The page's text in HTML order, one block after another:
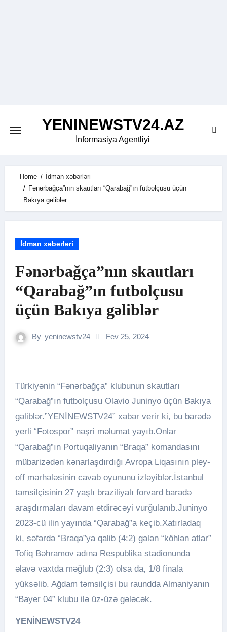
YENINEWSTV24.AZ
İnformasiya Agentliyi
Home
İdman xəbərləri
Fənərbağça”nın skautları “Qarabağ”ın futbolçusu üçün
Bakıya gəliblər
İdman xəbərləri
Fənərbağça”nın skautları
“Qarabağ”ın futbolçusu
üçün Bakıya gəliblər
By yeninewstv24 Fev 25, 2024
Türkiyənin “Fənərbağça” klubunun skautları
“Qarabağ”ın futbolçusu Olavio Juninyo üçün Bakıya
gəliblər.”YENİNEWSTV24” xəbər verir ki, bu barədə
yerli “Fotospor” nəşri məlumat yayıb.Onlar
“Qarabağ”ın Portuqaliyanın “Braqa” komandasını
mübarizədən kənarlaşdırdığı Avropa Liqasının pley-
off mərhələsinin cavab oyununu izləyiblər.İstanbul
təmsilçisinin 27 yaşlı braziliyalı forvard barədə
araşdırmaları davam etdirəcəyi vurğulanıb.Juninyo
2023-cü ilin yayında “Qarabağ”a keçib.Xatırladaq
ki, səfərdə “Braqa”ya qalib (4:2) gələn “köhlən atlar”
Tofiq Bəhramov adına Respublika stadionunda
əlavə vaxtda məğlub (2:3) olsa da, 1/8 finala
yüksəlib. Ağdam təmsilçisi bu raundda Almaniyanın
“Bayer 04” klubu ilə üz-üzə gələcək.
YENİNEWSTV24